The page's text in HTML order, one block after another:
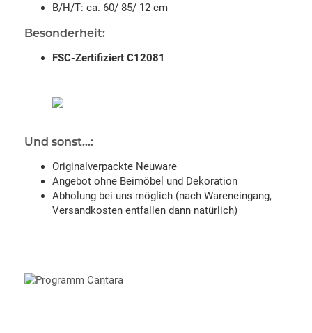
B/H/T: ca. 60/ 85/ 12 cm
Besonderheit:
FSC-Zertifiziert C12081
Und sonst...:
Originalverpackte Neuware
Angebot ohne Beimöbel und Dekoration
Abholung bei uns möglich (nach Wareneingang,
Versandkosten entfallen dann natürlich)